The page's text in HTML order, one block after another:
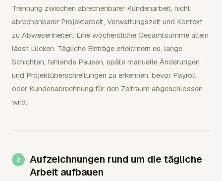
Trennung zwischen abrechenbarer Kundenarbeit, nicht
abrechenbarer Projektarbeit, Verwaltungszeit und Kontext
zu Abwesenheiten. Eine wöchentliche Gesamtsumme allein
lässt Lücken. Tägliche Einträge erleichtern es, lange
Schichten, fehlende Pausen, späte manuelle Änderungen
und Projektüberschreitungen zu erkennen, bevor Payroll
oder Kundenabrechnung für den Zeitraum abgeschlossen
wird.
Aufzeichnungen rund um die tägliche
Arbeit aufbauen